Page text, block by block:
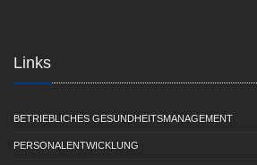
Links
BETRIEBLICHES GESUNDHEITSMANAGEMENT
PERSONALENTWICKLUNG